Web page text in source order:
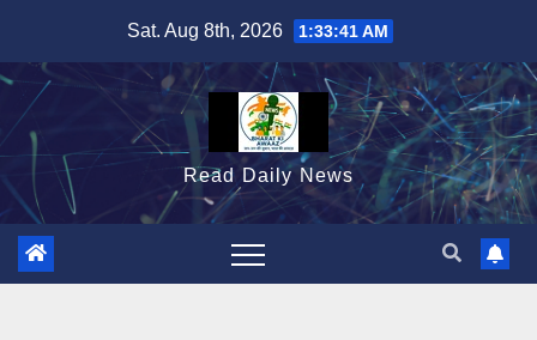
content
Sat. Aug 8th, 2026 1:33:42 AM
Read Daily News